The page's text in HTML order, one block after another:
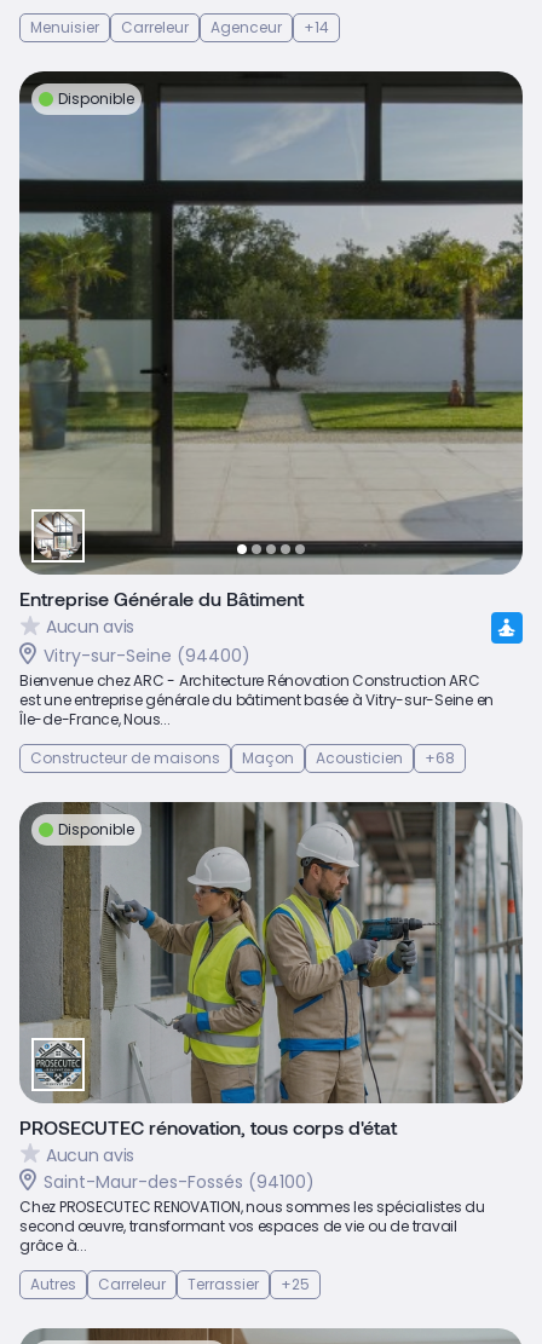
Menuisier
Carreleur Agenceur +14
Disponible
Entreprise Générale du Bâtiment
Aucun avis
Vitry-sur-Seine (94400)
Bienvenue chez ARC - Architecture Rénovation Construction ARC
est une entreprise générale du bâtiment basée à Vitry-sur-Seine en
Île-de-France, Nous...
Constructeur de maisons
Maçon Acousticien +68
Disponible
PROSECUTEC rénovation, tous corps d'état
Aucun avis
Saint-Maur-des-Fossés (94100)
Chez PROSECUTEC RENOVATION, nous sommes les spécialistes du
second œuvre, transformant vos espaces de vie ou de travail
grâce à...
Autres
Carreleur Terrassier +25